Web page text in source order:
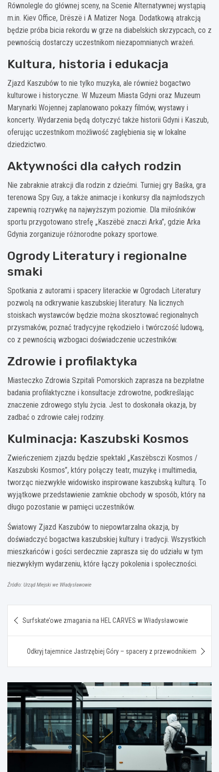
Równolegle do głównej sceny, na Scenie Alternatywnej wystąpią
m.in. Kiev Office, Drëszë i A Matizer Noga. Dodatkową atrakcją
będzie próba bicia rekordu w grze na diabelskich skrzypcach, co z
pewnością dostarczy uczestnikom niezapomnianych wrażeń.
Kultura, historia i edukacja
Zjazd Kaszubów to nie tylko muzyka, ale również bogactwo
kulturowe i historyczne. W Muzeum Miasta Gdyni oraz Muzeum
Marynarki Wojennej zaplanowano pokazy filmów, wystawy i
koncerty. Wydarzenia będą dotyczyć także historii Gdyni i Kaszub,
oferując uczestnikom możliwość zagłębienia się w lokalne
dziedzictwo.
Aktywności dla całych rodzin
Nie zabraknie atrakcji dla rodzin z dziećmi. Turniej gry Baśka, gra
terenowa Spy Guy, a także animacje i konkursy dla najmłodszych
zapewnią rozrywkę na najwyższym poziomie. Dla miłośników
sportu przygotowano strefę „Kaszëbë znaczi Arka”, gdzie Arka
Gdynia zorganizuje różnorodne pokazy sportowe.
Ogrody Literatury i regionalne
smaki
Spotkania z autorami i spacery literackie w Ogrodach Literatury
pozwolą na odkrywanie kaszubskiej literatury. Na licznych
stoiskach wystawców będzie można skosztować regionalnych
przysmaków, poznać tradycyjne rękodzieło i twórczość ludową,
co z pewnością wzbogaci doświadczenie uczestników.
Zdrowie i profilaktyka
Miasteczko Zdrowia Szpitali Pomorskich zaprasza na bezpłatne
badania profilaktyczne i konsultacje zdrowotne, podkreślając
znaczenie zdrowego stylu życia. Jest to doskonała okazja, by
zadbać o zdrowie całej rodziny.
Kulminacja: Kaszubski Kosmos
Zwieńczeniem zjazdu będzie spektakl „Kaszëbsczi Kosmos /
Kaszubski Kosmos”, który połączy teatr, muzykę i multimedia,
tworząc niezwykłe widowisko inspirowane kaszubską kulturą. To
wyjątkowe przedstawienie zamknie obchody w sposób, który na
długo pozostanie w pamięci uczestników.
Światowy Zjazd Kaszubów to niepowtarzalna okazja, by
doświadczyć bogactwa kaszubskiej kultury i tradycji. Wszystkich
mieszkańców i gości serdecznie zaprasza się do udziału w tym
niezwykłym wydarzeniu, które łączy pokolenia i społeczności.
Źródło: Urząd Miejski we Władysławowie
wpisu
Surfskate’owe zmagania na HEL CARVES w Władysławowie
Odkryj tajemnice Jastrzębiej Góry – spacery z przewodnikiem